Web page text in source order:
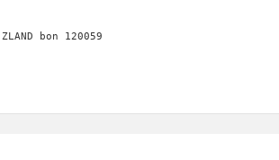
bon 120059